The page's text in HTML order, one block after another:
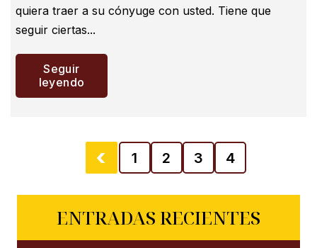
quiera traer a su cónyuge con usted. Tiene que
seguir ciertas...
Seguir
leyendo
1 2 3 4
ENTRADAS RECIENTES